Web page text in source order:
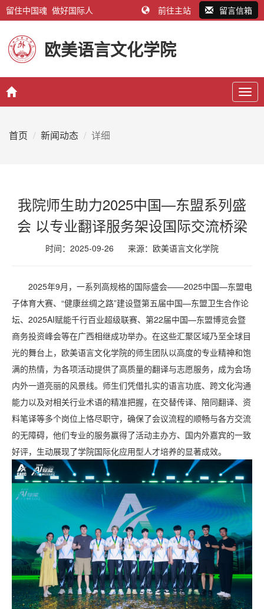
留住中国魂 做好国际人 前往主站 留言信箱
欧美语言文化学院
首页 新闻动态 详细
我院师生助力2025中国—东盟系列盛
会 以专业翻译服务架设国际交流桥梁
时间：2025-09-26 来源： 欧美语言文化学院
2025年9月，一系列高规格的国际盛会——2025中国—东盟电
子体育大赛、“健康丝绸之路”建设暨第五届中国—东盟卫生合作论
坛、2025AI赋能千行百业超级联赛、第22届中国—东盟博览会暨
商务投资峰会等在广西相继成功举办。在这些汇聚区域乃至全球目
光的舞台上，欧美语言文化学院的师生团队以高度的专业精神和饱
满的热情，为各项活动提供了高质量的翻译与志愿服务，成为会场
内外一道亮丽的风景线。师生们凭借扎实的语言功底、跨文化沟通
能力以及对相关行业术语的精准把握，在交替传译、陪同翻译、资
料笔译等多个岗位上恪尽职守，确保了会议流程的顺畅与各方交流
的无障碍，他们专业的服务赢得了活动主办方、国内外嘉宾的一致
好评，生动展现了学院国际化应用型人才培养的显著成效。